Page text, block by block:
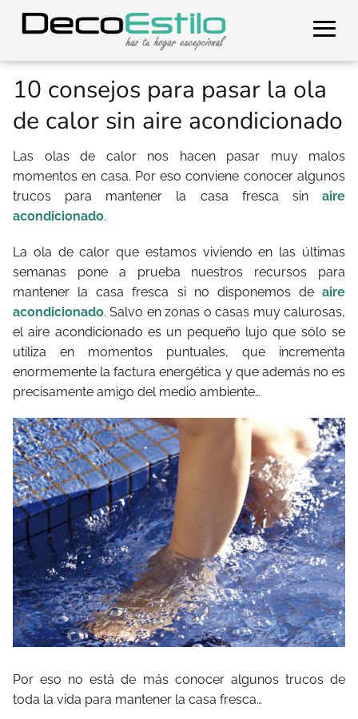
10 consejos para pasar la ola
de calor sin aire acondicionado
Las olas de calor nos hacen pasar muy malos
momentos en casa. Por eso conviene conocer algunos
trucos para mantener la casa fresca sin aire
acondicionado.
La ola de calor que estamos viviendo en las últimas
semanas pone a prueba nuestros recursos para
mantener la casa fresca si no disponemos de aire
acondicionado. Salvo en zonas o casas muy calurosas,
el aire acondicionado es un pequeño lujo que sólo se
utiliza en momentos puntuales, que incrementa
enormemente la factura energética y que además no es
precisamente amigo del medio ambiente…
Por eso no está de más conocer algunos trucos de
toda la vida para mantener la casa fresca…